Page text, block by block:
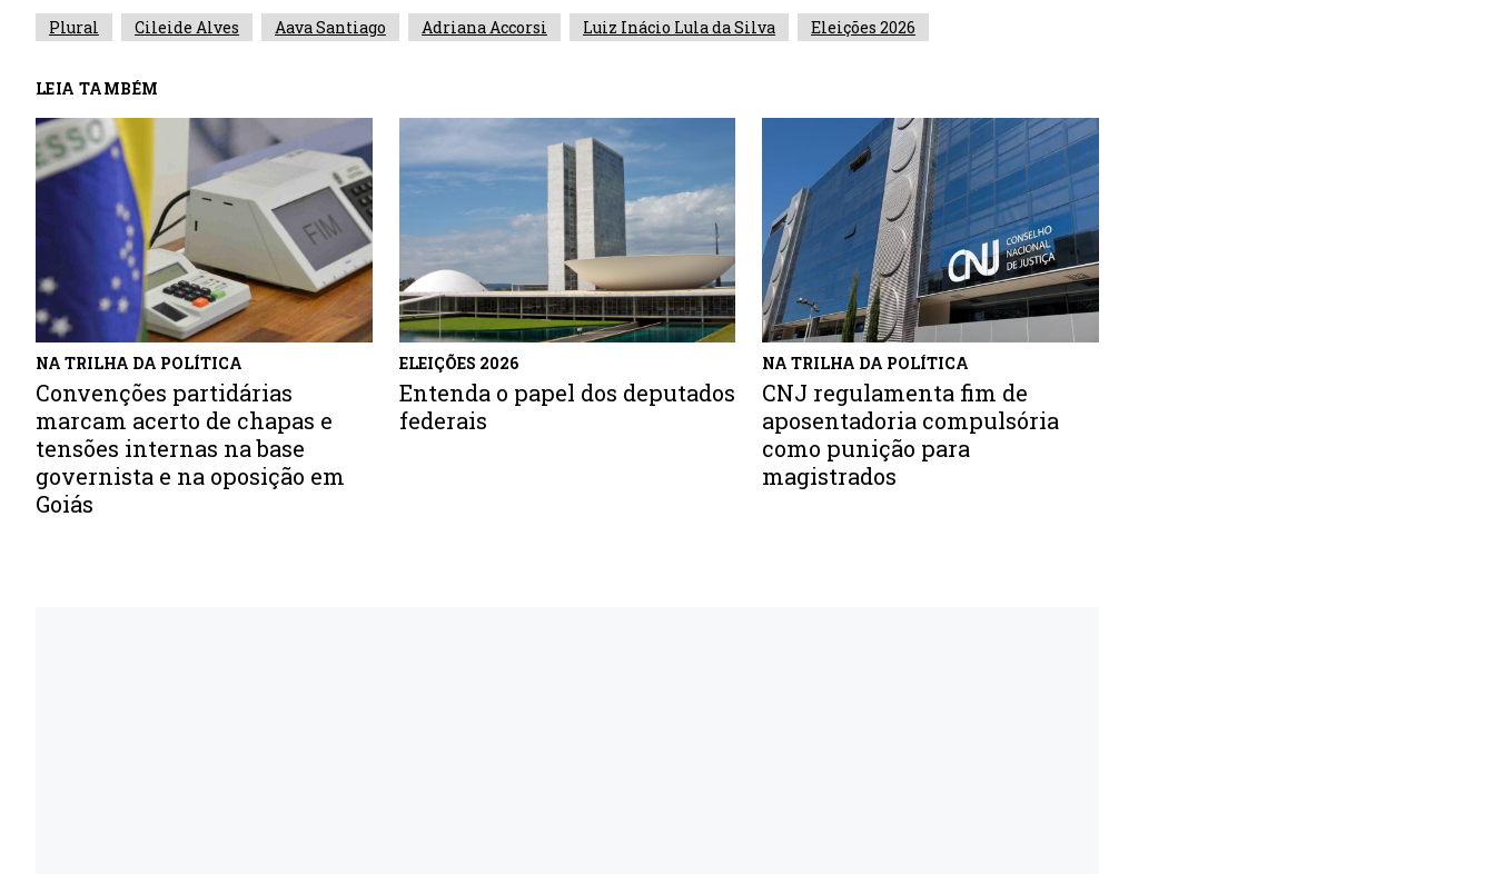
Plural Cileide Alves Aava Santiago Adriana Accorsi Luiz Inácio Lula da Silva Eleições 2026
LEIA TAMBÉM
NA TRILHA DA POLÍTICA
Convenções partidárias
marcam acerto de chapas e
tensões internas na base
governista e na oposição em
Goiás
ELEIÇÕES 2026
Entenda o papel dos deputados
federais
NA TRILHA DA POLÍTICA
CNJ regulamenta fim de
aposentadoria compulsória
como punição para
magistrados